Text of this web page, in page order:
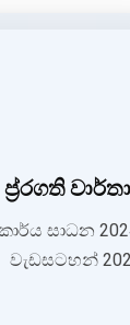
ප්‍ර්‍රගති
සාධන
වැඩසටහන් VIEW